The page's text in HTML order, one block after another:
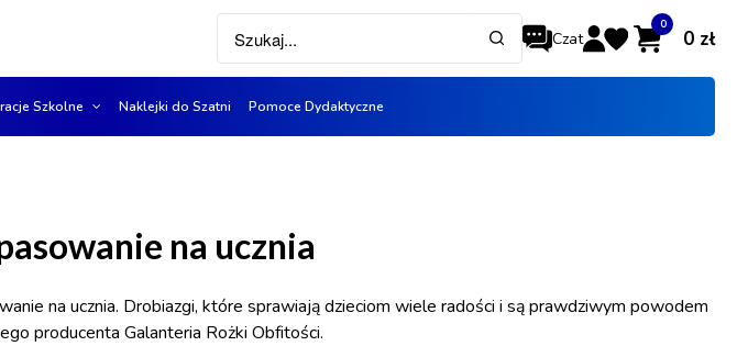
Czat
0
0 zł
Koszyk
Szkolne Naklejki do Szatni Pomoce Dydaktyczne
na ucznia
na ucznia. Drobiazgi, które sprawiają dzieciom wiele radości i są prawdziwym powodem
producenta Galanteria Rożki Obfitości.